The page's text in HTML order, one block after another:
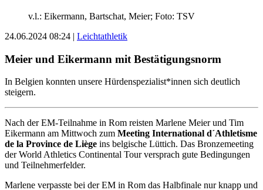
v.l.: Eikermann, Bartschat, Meier; Foto: TSV
24.06.2024 08:24 | Leichtathletik
Meier und Eikermann mit Bestätigungsnorm
In Belgien konnten unsere Hürdenspezialist*innen sich deutlich
steigern.
Nach der EM-Teilnahme in Rom reisten Marlene Meier und Tim
Eikermann am Mittwoch zum Meeting International d´Athletisme
de la Province de Liège ins belgische Lüttich. Das Bronzemeeting
der World Athletics Continental Tour versprach gute Bedingungen
und Teilnehmerfelder.
Marlene verpasste bei der EM in Rom das Halbfinale nur knapp und